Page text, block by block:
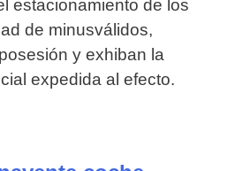
estacionamiento de los
de minusválidos,
y exhiban la
expedida al efecto.